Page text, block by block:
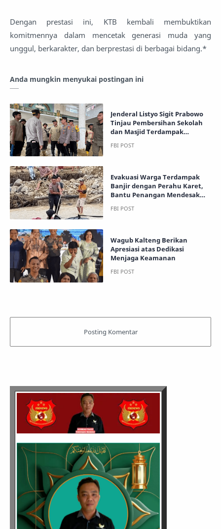
Dengan prestasi ini, KTB kembali membuktikan
komitmennya dalam mencetak generasi muda yang
unggul, berkarakter, dan berprestasi di berbagai bidang.*
Anda mungkin menyukai postingan ini
Jenderal Listyo Sigit Prabowo
Tinjau Pembersihan Sekolah
dan Masjid Terdampak
Evakuasi Warga Terdampak
Banjir dengan Perahu Karet,
Bantu Penangan Mendesak
Wagub Kalteng Berikan
Apresiasi atas Dedikasi
Menjaga Keamanan